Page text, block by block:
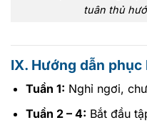
tuân thủ
IX. Hướng dẫn phục
Tuần 1: Nghỉ ngơi,
Tuần 2 – 4: Bắt đầu